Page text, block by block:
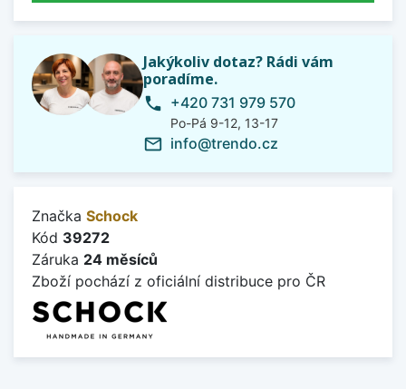
Jakýkoliv dotaz? Rádi vám
poradíme.
phone +420 731 979 570
Po-Pá 9-12, 13-17
mail_outline info@trendo.cz
Značka Schock
Kód 39272
Záruka 24 měsíců
Zboží pochází z oficiální distribuce pro ČR